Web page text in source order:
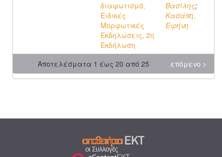
διαφωτισμό,
Ειδικές
Μορφωτικές
Εκδηλώσεις, 2η
Εκδήλωση
Βασίλης;
Κασάπη,
Ειρήνη
Αποτελέσματα 1 έως 20 από 25 επόμενο >